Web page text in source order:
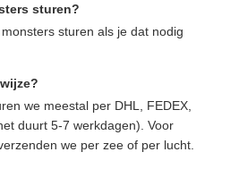
sturen?
sturen als je dat nodig
we meestal per DHL, FEDEX,
duurt 5-7 werkdagen). Voor
we per zee of per lucht.